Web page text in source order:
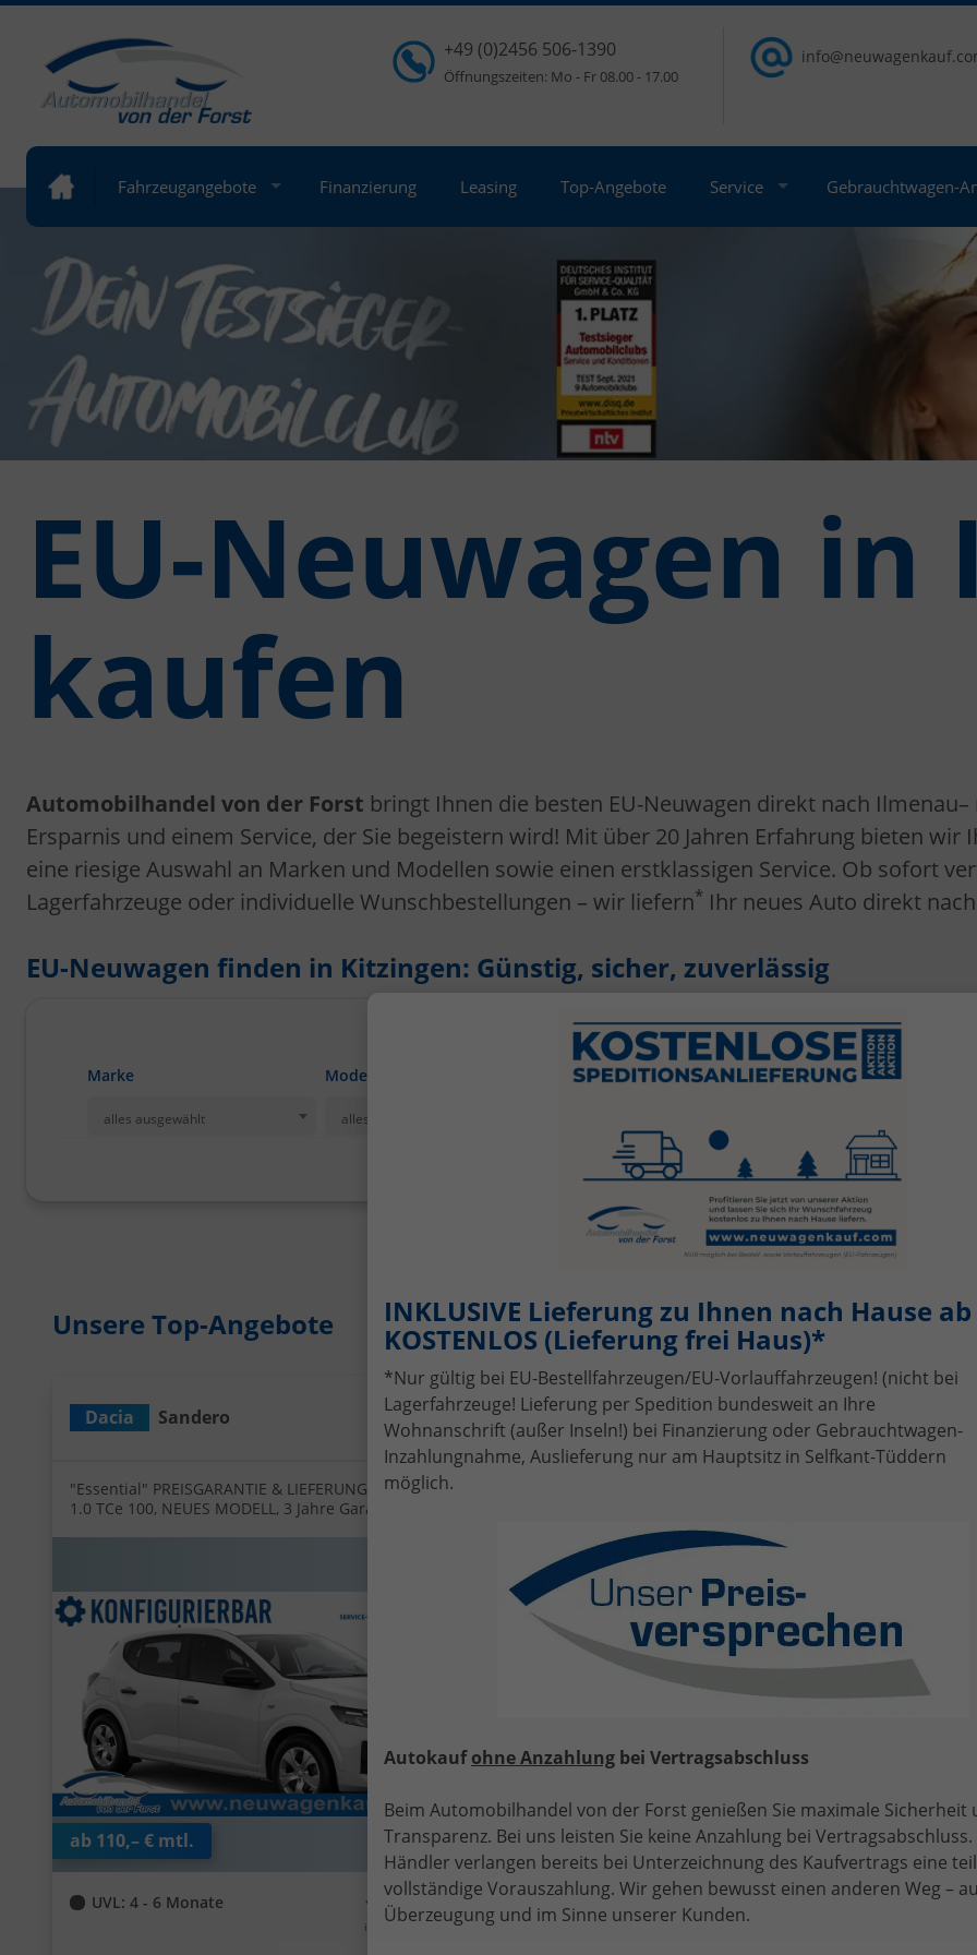
+49 (0)2456 506-1390
Öffnungszeiten: Mo - Fr 08.00 - 17.00
Fahrzeugangebote Finanzierung Leasing Top-Angebote Service Gebrauchtwagen-
EU-Neuwagen in
kaufen
Automobilhandel von der Forst bringt Ihnen die besten EU-Neuwagen direkt nach Ilmenau–
Ersparnis und einem Service, der Sie begeistern wird! Mit über 20 Jahren Erfahrung bieten wir
eine riesige Auswahl an Marken und Modellen sowie einen erstklassigen Service. Ob sofort
Lagerfahrzeuge oder individuelle Wunschbestellungen – wir liefern* Ihr neues Auto direkt
EU-Neuwagen finden in Kitzingen: Günstig, sicher, zuverlässig
Marke
alles ausgewählt
Modell
alles ausgewählt
Verfügbarkeit, Art Kraftstoffart
Unsere Top-Angebote
Dacia Sandero Wir rufen Sie an!
PDF-Datei, Fahrzeugexposé drucken
Angebot drucken
"Essential" PREISGARANTIE & LIEFERUNG KOSTENLOS!
1.0 TCe 100, NEUES MODELL, 3 Jahre Garantie,
Fahrersitz höhenverstellbar
UVL: 4 - 6 Monate 14.205,– €
incl. 19% MwSt.
ab 110,– € mtl.
Skoda Fabia Wir rufen Sie an!
PDF-Datei,
KOSTENLOS! 1.0 MPI 80PS, LED-Scheinwerfer, M-
Lederlenkrad, Nebelscheinwerfer, Parksensoren hinten,
Sitzheizung, Tempomat, Klimaanlage, Infotainment 8",
Fußmatten, 4fach elektr. Fensterheber
UVL: 3,5 - 5 Monate 15.325,– €
ab 119,– € mtl.
INKLUSIVE Lieferung zu Ihnen nach Hause
KOSTENLOS (Lieferung frei Haus)*
*Nur gültig bei EU-Bestellfahrzeugen/EU-Vorlauffahrzeugen! (nicht bei
Lagerfahrzeuge! Lieferung per Spedition bundesweit an Ihre
Wohnanschrift (außer Inseln!) bei Finanzierung oder Gebrauchtwagen-
Inzahlungnahme, Auslieferung nur am Hauptsitz in Selfkant-Tüddern
möglich.
Autokaufohne Anzahlung bei Vertragsabschluss
Beim Automobilhandel von der Forst genießen Sie maximale Sicherheit
Transparenz. Bei uns leisten Sie keine Anzahlung bei Vertragsabschluss.
Händler verlangen bereits bei Unterzeichnung des Kaufvertrags eine
vollständige Vorauszahlung. Wir gehen bewusst einen anderen Weg –
Überzeugung und im Sinne unserer Kunden.